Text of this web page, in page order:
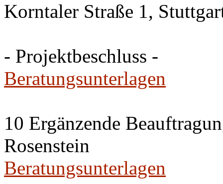
Korntaler Straße 1,
- Projektbeschluss -
Beratungsunterlagen
10 Ergänzende
Rosenstein
Beratungsunterlagen